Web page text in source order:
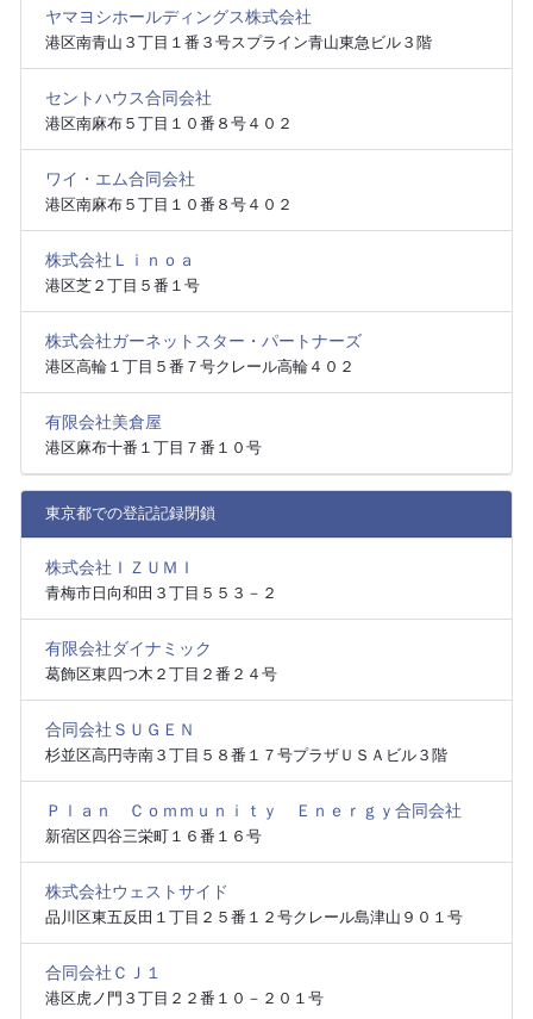
ヤマヨシホールディングス株式会社
港区南青山３丁目１番３号スプライン青山東急ビル３階
セントハウス合同会社
港区南麻布５丁目１０番８号４０２
ワイ・エム合同会社
港区南麻布５丁目１０番８号４０２
株式会社Ｌｉｎｏａ
港区芝２丁目５番１号
株式会社ガーネットスター・パートナーズ
港区高輪１丁目５番７号クレール高輪４０２
有限会社美倉屋
港区麻布十番１丁目７番１０号
東京都での登記記録閉鎖
株式会社ＩＺＵＭＩ
青梅市日向和田３丁目５５３－２
有限会社ダイナミック
葛飾区東四つ木２丁目２番２４号
合同会社ＳＵＧＥＮ
杉並区高円寺南３丁目５８番１７号プラザＵＳＡビル３階
Ｐｌａｎ Ｃｏｍｍｕｎｉｔｙ Ｅｎｅｒｇｙ合同会社
新宿区四谷三栄町１６番１６号
株式会社ウェストサイド
品川区東五反田１丁目２５番１２号クレール島津山９０１号
合同会社ＣＪ１
港区虎ノ門３丁目２２番１０－２０１号